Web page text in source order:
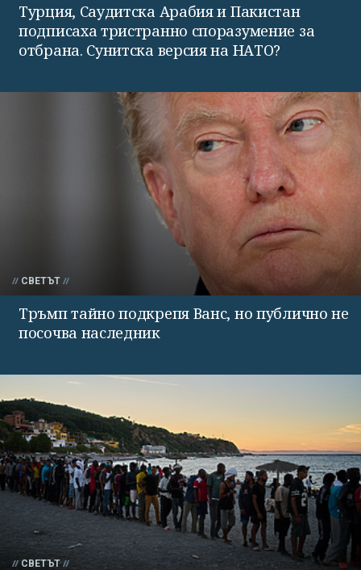
Турция, Саудитска Арабия и Пакистан
подписаха тристранно споразумение за
отбрана. Сунитска версия на НАТО?
СВЕТЪТ
Тръмп тайно подкрепя Ванс, но публично не
посочва наследник
СВЕТЪТ